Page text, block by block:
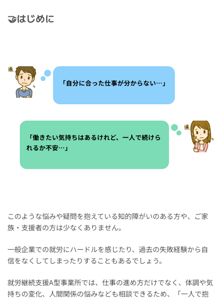
🤝はじめに
「自分に合った仕事が分からない…」
「働きたい気持ちはあるけれど、一人で続けら
れるか不安…」
このような悩みや疑問を抱えている知的障がいのある方や、ご家
族・支援者の方は少なくありません。
一般企業での就労にハードルを感じたり、過去の失敗経験から自
信をなくしてしまったりすることもあるでしょう。
就労継続支援A型事業所では、仕事の進め方だけでなく、体調や気
持ちの変化、人間関係の悩みなども相談できるため、「一人で抱